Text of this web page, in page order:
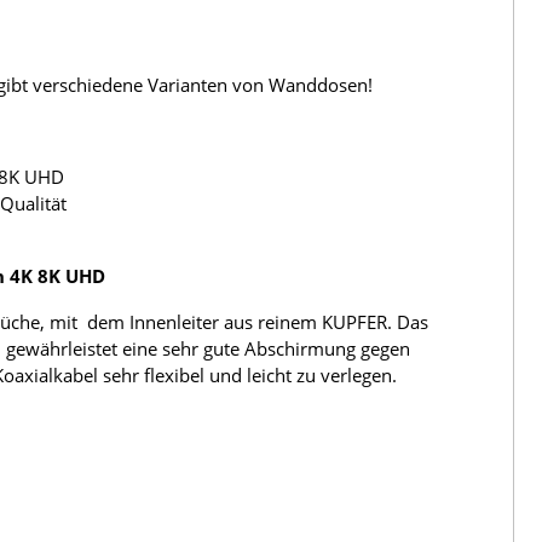
verschiedene Varianten von Wanddosen!
UHD
8K UHD
mit dem Innenleiter aus reinem KUPFER. Das
eine sehr gute Abschirmung gegen
sehr flexibel und leicht zu verlegen.